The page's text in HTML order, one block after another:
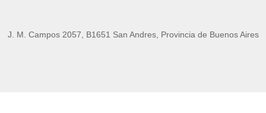
J. M. Campos 2057, B1651 San Andres, Provincia de Buenos Aires